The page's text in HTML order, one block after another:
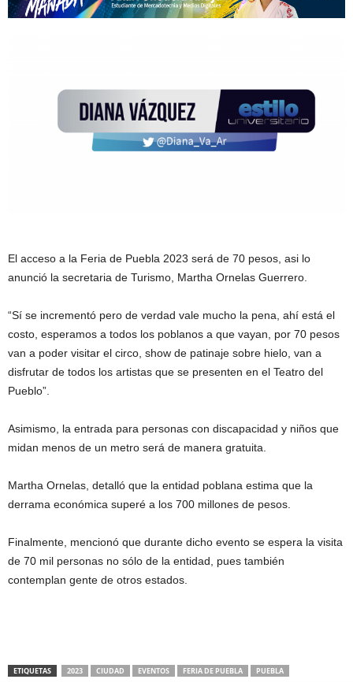
El acceso a la Feria de Puebla 2023 será de 70 pesos, asi lo
anunció la secretaria de Turismo, Martha Ornelas Guerrero.
“Sí se incrementó pero de verdad vale mucho la pena, ahí está el
costo, esperamos a todos los poblanos a que vayan, por 70 pesos
van a poder visitar el circo, show de patinaje sobre hielo, van a
disfrutar de todos los artistas que se presenten en el Teatro del
Pueblo”.
Asimismo, la entrada para personas con discapacidad y niños que
midan menos de un metro será de manera gratuita.
Martha Ornelas, detalló que la entidad poblana estima que la
derrama económica superé a los 700 millones de pesos.
Finalmente, mencionó que durante dicho evento se espera la visita
de 70 mil personas no sólo de la entidad, pues también
contemplan gente de otros estados.
ETIQUETAS 2023 CIUDAD EVENTOS FERIA DE PUEBLA PUEBLA